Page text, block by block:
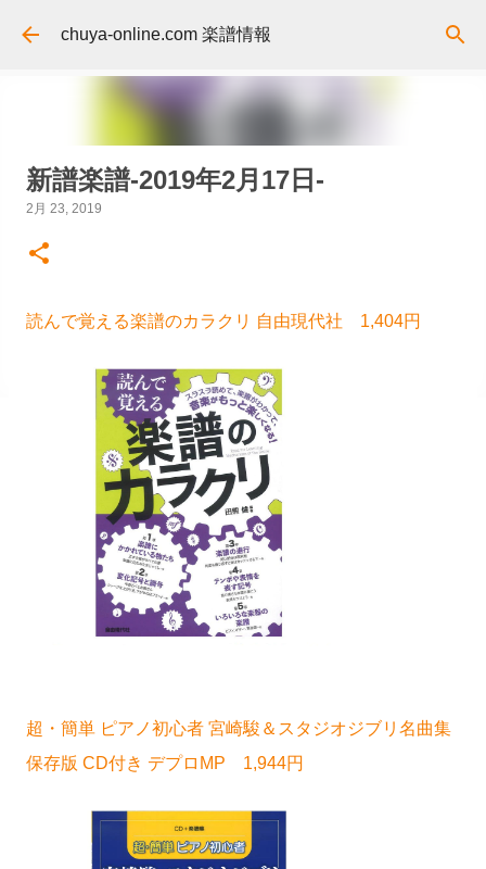
スキップしてメイン コンテンツに移動
chuya-online.com 楽譜情報
新譜楽譜-2019年2月17日-
2月 23, 2019
読んで覚える楽譜のカラクリ 自由現代社 1,404円
超・簡単 ピアノ初心者 宮崎駿＆スタジオジブリ名曲集
保存版 CD付き デプロMP 1,944円